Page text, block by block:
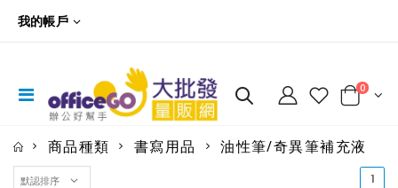
我的帳戶
0
商品種類 書寫用品 油性筆/奇異筆補充液
1